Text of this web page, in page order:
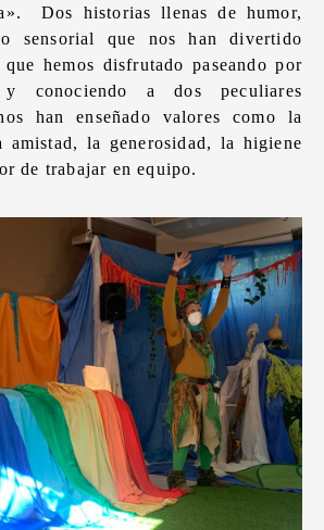
Dos historias llenas de humor,
sensorial que nos han divertido
hemos disfrutado paseando por
y conociendo a dos peculiares
han enseñado valores como la
amistad, la generosidad, la higiene
de trabajar en equipo.